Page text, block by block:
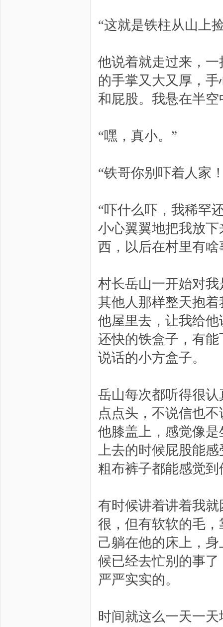
“这就是铁柱从山上
他说着就走过来，
的手掌又大又厚，
和屁股。我悬在半
“嘿，真小。”
“铁哥你别吓着人家
“吓什么吓，我稀罕
小心翼翼地把我放
西，以后在村里有啥
村长岳山一开始对
其他人那样整天抱
他屋里去，让我给
还快的铁盒子，有
说话的小方盒子。
岳山每次都听得很
点点头，不说信也
他膝盖上，感觉像
上去的时候屁股能
粗布裤子都能感觉
有时候讲着讲着我
很，但有软软的毛
己躺在他的床上，
候已经去忙别的事
严严实实的。
时间就这么一天一